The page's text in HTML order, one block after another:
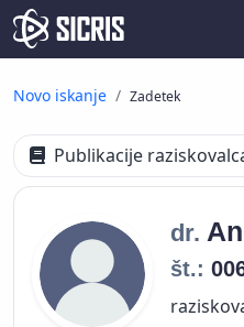
Novo iskanje Zadetek
Publikacije
dr.
št.: